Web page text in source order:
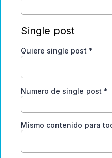
Single post
Quiere single post *
Numero de single post *
Mismo contenido para